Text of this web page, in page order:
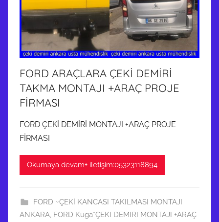
FORD ARAÇLARA ÇEKİ DEMİRİ
TAKMA MONTAJI +ARAÇ PROJE
FİRMASI
FORD ÇEKİ DEMİRİ MONTAJI +ARAÇ PROJE
FİRMASI
Okumaya devam+ iletişim:05323118894
FORD ~ÇEKİ KANCASI TAKILMASI MONTAJI
ANKARA FORD Kuga*ÇEKİ DEMİRİ MONTAJI +ARAÇ